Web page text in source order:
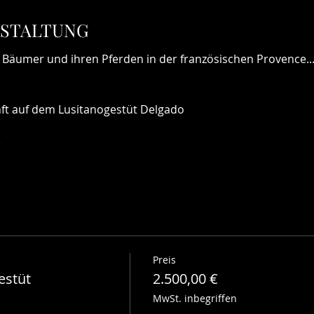
und ihren Pferden in der französischen Provence...
auf dem Lusitanogestüt Delgado
Preis
2.500,00 €
MwSt. inbegriffen